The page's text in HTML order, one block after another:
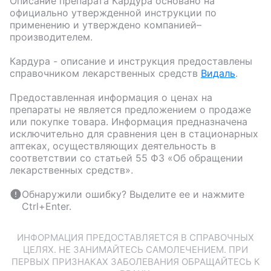
официально утвержденной инструкции по
применению и утверждено компанией–
производителем.
Кардура - описание и инструкция предоставлены
справочником лекарственных средств Видаль.
Предоставленная информация о ценах на
препараты не является предложением о продаже
или покупке товара. Информация предназначена
исключительно для сравнения цен в стационарных
аптеках, осуществляющих деятельность в
соответствии со статьей 55 ФЗ «Об обращении
лекарственных средств».
Обнаружили ошибку? Выделите ее и нажмите
Ctrl+Enter.
ИНФОРМАЦИЯ ПРЕДОСТАВЛЯЕТСЯ В СПРАВОЧНЫХ
ЦЕЛЯХ. НЕ ЗАНИМАЙТЕСЬ САМОЛЕЧЕНИЕМ. ПРИ
ПЕРВЫХ ПРИЗНАКАХ ЗАБОЛЕВАНИЯ ОБРАЩАЙТЕСЬ К